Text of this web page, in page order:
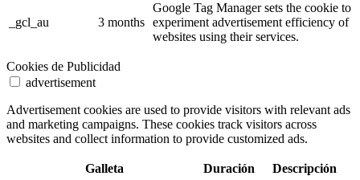
_gcl_au 3 months
Google Tag Manager sets the cookie to
experiment advertisement efficiency of
websites using their services.
Cookies de Publicidad
advertisement
Advertisement cookies are used to provide visitors with relevant ads
and marketing campaigns. These cookies track visitors across
websites and collect information to provide customized ads.
Galleta Duración Descripción